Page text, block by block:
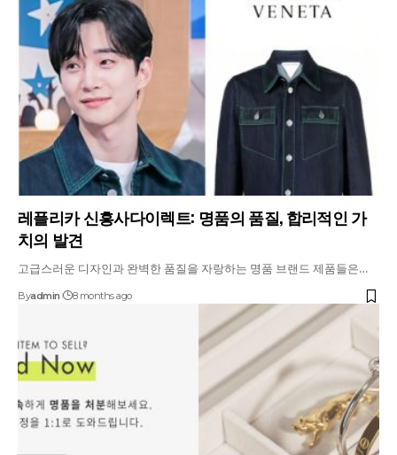
레플리카 신흥사다이렉트: 명품의 품질, 합리적인 가
치의 발견
고급스러운 디자인과 완벽한 품질을 자랑하는 명품 브랜드 제품들은…
Byadmin 8 months ago